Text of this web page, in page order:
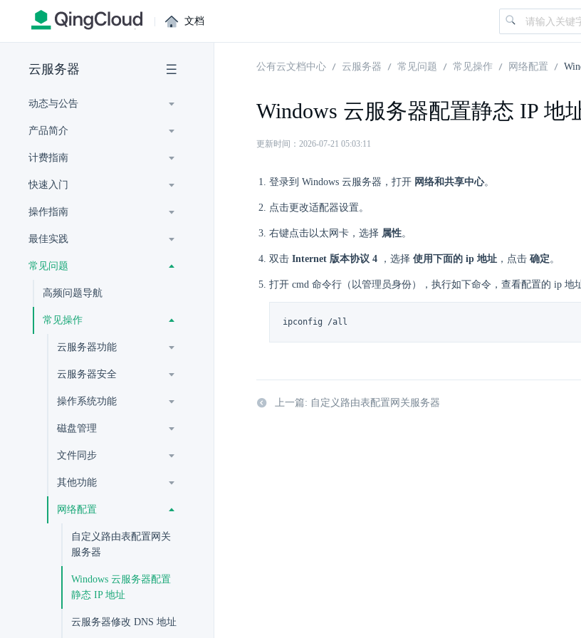
| 文档
云服务器
动态与公告
产品简介
计费指南
快速入门
操作指南
最佳实践
常见问题
高频问题导航
常见操作
云服务器功能
云服务器安全
操作系统功能
磁盘管理
文件同步
其他功能
网络配置
自定义路由表配置网关
服务器
Windows 云服务器配置
静态 IP 地址
云服务器修改 DNS 地址
公有云文档中心 云服务器 常见问题 常见操作 网络配置
Windows 云服务器配置静态 IP 地
更新时间：2026-07-21 05:03:11
登录到 Windows 云服务器，打开 网络和共享中心。
点击更改适配器设置。
右键点击以太网卡，选择 属性。
双击 Internet 版本协议 4 ，选择 使用下面的 ip 地址 ，点击 确定。
打开 cmd 命令行（以管理员身份），执行如下命令，查看配置的 ip 地
ipconfig /all
上一篇: 自定义路由表配置网关服务器